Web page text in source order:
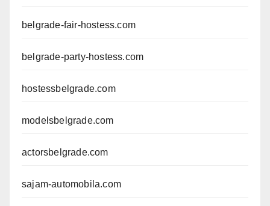
belgrade-fair-hostess.com
belgrade-party-hostess.com
hostessbelgrade.com
modelsbelgrade.com
actorsbelgrade.com
sajam-automobila.com